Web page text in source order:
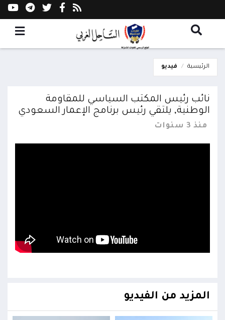
الرئيسية فيديو
نائب رئيس المكتب السياسي للمقاومة
الوطنية, يلتقي رئيس برنامج الإعمار السعودي
منذ 3 سنوات
المزيد من الفيديو